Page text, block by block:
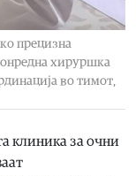
прецизна
хируршка
во тимот,
клиника за очни